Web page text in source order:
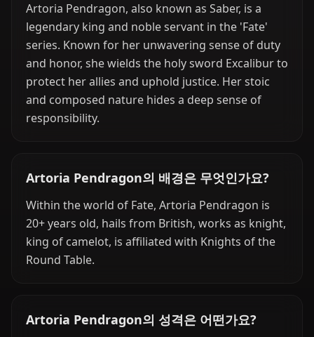
Artoria Pendragon, also known as Saber, is a
legendary king and noble servant in the 'Fate'
series. Known for her unwavering sense of duty
and honor, she wields the holy sword Excalibur to
protect her allies and uphold justice. Her stoic
and composed nature hides a deep sense of
responsibility.
Artoria Pendragon의 배경은 무엇인가요?
Within the world of Fate, Artoria Pendragon is
20+ years old, hails from British, works as knight,
king of camelot, is affiliated with Knights of the
Round Table.
Artoria Pendragon의 성격은 어떤가요?